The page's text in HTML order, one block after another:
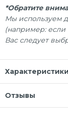
*Обратите
Мы используем
(например: если
Вас следует
Характеристики
Отзывы